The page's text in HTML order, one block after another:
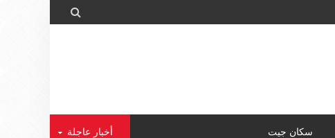

سكان جيت أخبار عاجلة